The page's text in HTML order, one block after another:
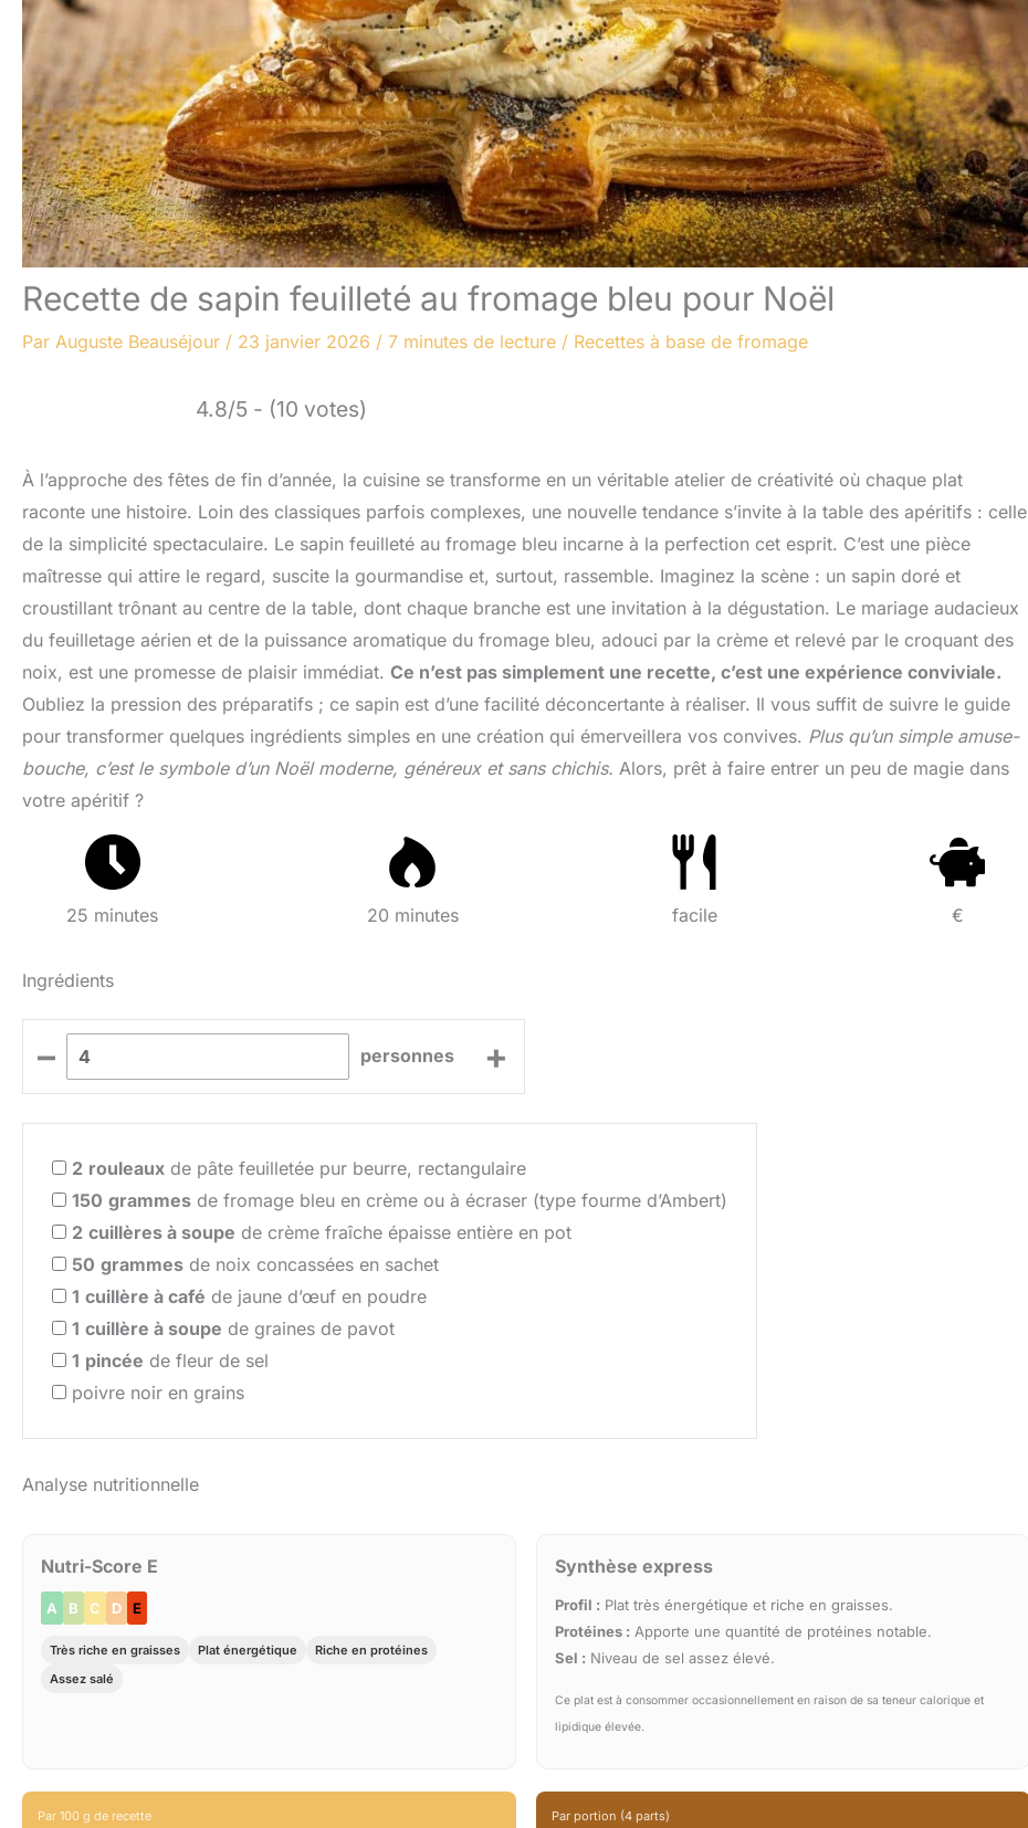
Recette de sapin feuilleté au fromage bleu pour Noël
Par Auguste Beauséjour / 23 janvier 2026 / 7 minutes de lecture / Recettes à base de fromage
4.8/5 - (10 votes)
À l’approche des fêtes de fin d’année, la cuisine se transforme en un véritable atelier de créativité où chaque plat
raconte une histoire. Loin des classiques parfois complexes, une nouvelle tendance s’invite à la table des apéritifs : celle
de la simplicité spectaculaire. Le sapin feuilleté au fromage bleu incarne à la perfection cet esprit. C’est une pièce
maîtresse qui attire le regard, suscite la gourmandise et, surtout, rassemble. Imaginez la scène : un sapin doré et
croustillant trônant au centre de la table, dont chaque branche est une invitation à la dégustation. Le mariage audacieux
du feuilletage aérien et de la puissance aromatique du fromage bleu, adouci par la crème et relevé par le croquant des
noix, est une promesse de plaisir immédiat. Ce n’est pas simplement une recette, c’est une expérience conviviale.
Oubliez la pression des préparatifs ; ce sapin est d’une facilité déconcertante à réaliser. Il vous suffit de suivre le guide
pour transformer quelques ingrédients simples en une création qui émerveillera vos convives. Plus qu’un simple amuse-
bouche, c’est le symbole d’un Noël moderne, généreux et sans chichis. Alors, prêt à faire entrer un peu de magie dans
votre apéritif ?
25 minutes 20 minutes facile €
Ingrédients
– personnes +
2 rouleaux de pâte feuilletée pur beurre, rectangulaire
150 grammes de fromage bleu en crème ou à écraser (type fourme d’Ambert)
2 cuillères à soupe de crème fraîche épaisse entière en pot
50 grammes de noix concassées en sachet
1 cuillère à café de jaune d’œuf en poudre
1 cuillère à soupe de graines de pavot
1 pincée de fleur de sel
poivre noir en grains
Analyse nutritionnelle
Nutri-Score E
A B C D E
Très riche en graisses Plat énergétique
Riche en protéines
Assez salé
Synthèse express
Profil : Plat très énergétique et riche en graisses.
Protéines : Apporte une quantité de protéines notable.
Sel : Niveau de sel assez élevé.
Ce plat est à consommer occasionnellement en raison de sa teneur calorique et
lipidique élevée.
Par 100 g de recette Par portion (4 parts)